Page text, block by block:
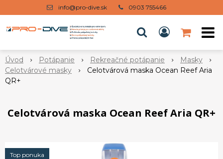
info@pro-dive.sk 0903 755466
Úvod Potápanie Rekreačné potápanie
Masky
Celotvárové masky
Celotvárová maska Ocean Reef Aria
QR+
Celotvárová maska Ocean Reef Aria QR+
Top ponuka